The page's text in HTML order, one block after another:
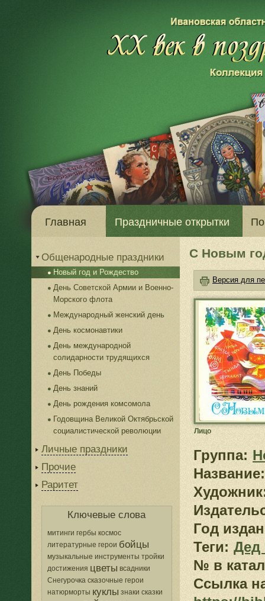
Главная Праздничные открытки
Общенародные праздники
Новый год и Рождество
День Советской Армии и Военно-
Морского флота
Международный женский день
День космонавтики
День международной
солидарности трудящихся
День Победы
День знаний
День рождения комсомола
Годовщина Великой Октябрьской
социалистической революции
Личные праздники
Прочие
Раритет
Ключевые слова
митинги гербы космос
литературные герои бойцы
музыкальные инструменты тройки
достижения цветы всадники
Снегурочка сказочные герои
натюрморты куклы знаки сказки
С Новым
Версия для
Лицо
Группа:
Название:
Год
Теги: Дед
№ в
Ссылка